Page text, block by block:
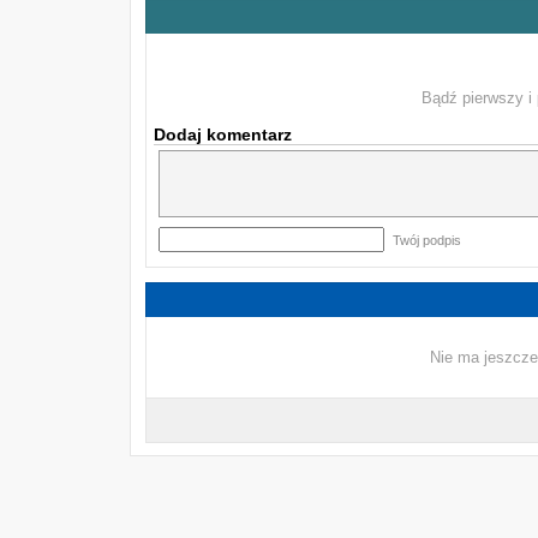
Bądź pierwszy i
Dodaj komentarz
Twój podpis
Nie ma